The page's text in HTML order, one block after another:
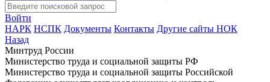
Войти
НАРК НСПК Документы Контакты Другие сайты НОК
Назад
Минтруд России
Министерство труда и социальной защиты РФ
Министерство труда и социальной защиты Российской